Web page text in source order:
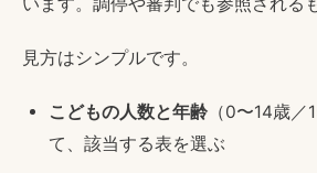
見方はシンプルです。
こどもの人数と年齢 （0〜14歳
て、該当する表を選ぶ